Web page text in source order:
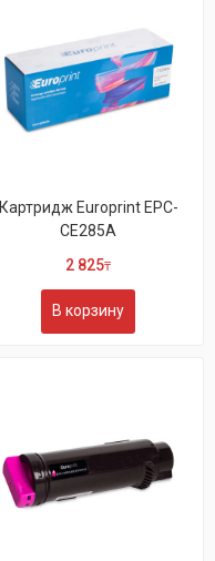
Картридж Europrint EPC-
CE285A
2 825₸
В корзину